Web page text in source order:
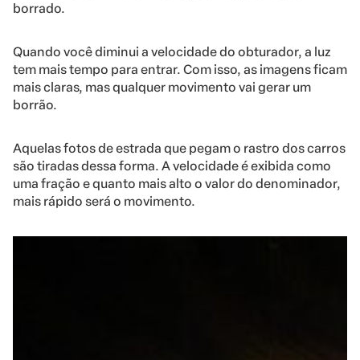
borrado.
Quando você diminui a velocidade do obturador, a luz
tem mais tempo para entrar. Com isso, as imagens ficam
mais claras, mas qualquer movimento vai gerar um
borrão.
Aquelas fotos de estrada que pegam o rastro dos carros
são tiradas dessa forma. A velocidade é exibida como
uma fração e quanto mais alto o valor do denominador,
mais rápido será o movimento.